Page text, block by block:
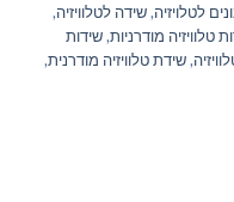
לטלויזיה,שידה לטלוויזיה,
טלוויזיה מודרניות,שידות
,שידת טלוויזיה מודרנית,